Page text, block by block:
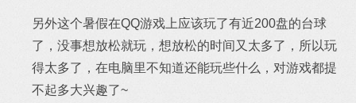
另外这个暑假在QQ游戏上应该玩了有近200盘的台球
了，没事想放松就玩，想放松的时间又太多了，所以玩
得太多了，在电脑里不知道还能玩些什么，对游戏都提
不起多大兴趣了~